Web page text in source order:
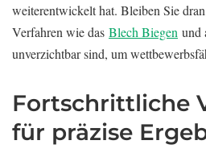
weiterentwickelt hat. Bleiben Sie
Verfahren wie das Blech Biegen und
unverzichtbar sind, um
Fortschrittliche
für präzise